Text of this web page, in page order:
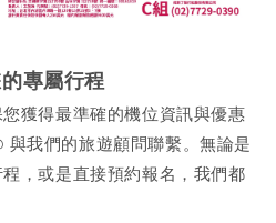
專屬行程
獲得最準確的機位資訊與優惠
與我們的旅遊顧問聯繫。無論是
，或是直接預約報名，我們都